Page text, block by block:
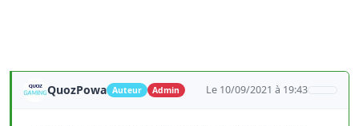
QuozPowa Auteur Admin Le 10/09/2021 à 19:43